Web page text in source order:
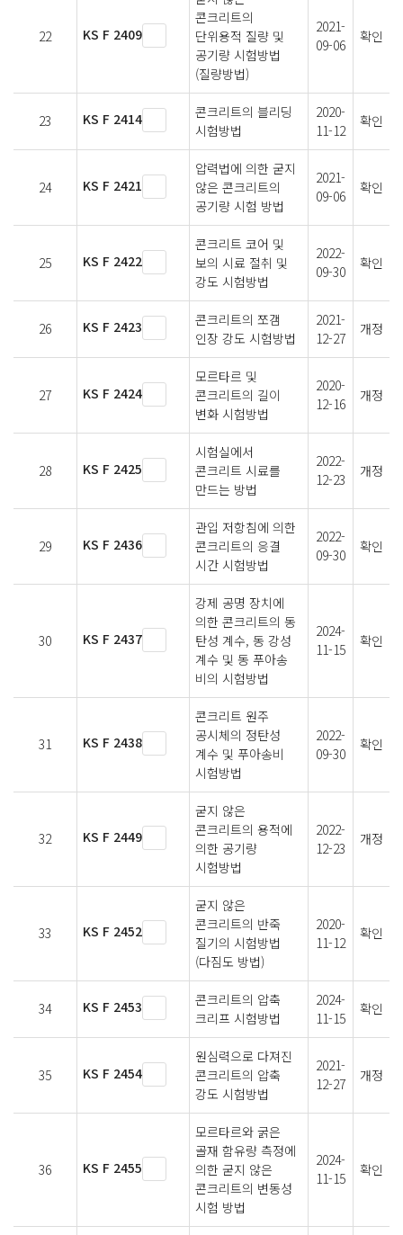
22 KS F 2409
콘크리트의
단위용적 질량 및
공기량 시험방법
(질량방법)
2021-
09-06
확인
23 KS F 2414
콘크리트의 블리딩
시험방법
2020-
11-12
확인
24 KS F 2421
압력법에 의한 굳지
않은 콘크리트의
공기량 시험 방법
2021-
09-06
확인
25 KS F 2422
콘크리트 코어 및
보의 시료 절취 및
강도 시험방법
2022-
09-30
확인
26 KS F 2423
콘크리트의 쪼갬
인장 강도 시험방법
2021-
12-27
개정
27 KS F 2424
모르타르 및
콘크리트의 길이
변화 시험방법
2020-
12-16
개정
28 KS F 2425
시험실에서
콘크리트 시료를
만드는 방법
2022-
12-23
개정
29 KS F 2436
관입 저항침에 의한
콘크리트의 응결
시간 시험방법
2022-
09-30
확인
30 KS F 2437
강제 공명 장치에
의한 콘크리트의 동
탄성 계수, 동 강성
계수 및 동 푸아송
비의 시험방법
2024-
11-15
확인
31 KS F 2438
콘크리트 원주
공시체의 정탄성
계수 및 푸아송비
시험방법
2022-
09-30
확인
32 KS F 2449
굳지 않은
콘크리트의 용적에
의한 공기량
시험방법
2022-
12-23
개정
33 KS F 2452
굳지 않은
콘크리트의 반죽
질기의 시험방법
(다짐도 방법)
2020-
11-12
확인
34 KS F 2453
콘크리트의 압축
크리프 시험방법
2024-
11-15
확인
35 KS F 2454
원심력으로 다져진
콘크리트의 압축
강도 시험방법
2021-
12-27
개정
36 KS F 2455
모르타르와 굵은
골재 함유량 측정에
의한 굳지 않은
콘크리트의 변동성
시험 방법
2024-
11-15
확인